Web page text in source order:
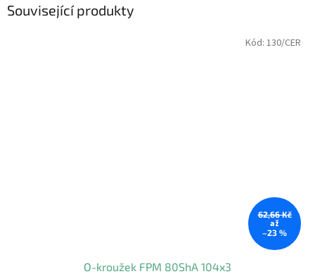
Související produkty
62,66 Kč
až
–23 %
O-kroužek FPM 80ShA 104x3
Kód: 130/CER